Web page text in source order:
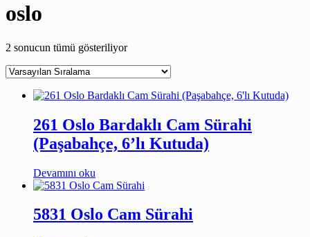
oslo
2 sonucun tümü gösteriliyor
261 Oslo Bardaklı Cam Sürahi
(Paşabahçe, 6’lı Kutuda)
Devamını oku
5831 Oslo Cam Sürahi